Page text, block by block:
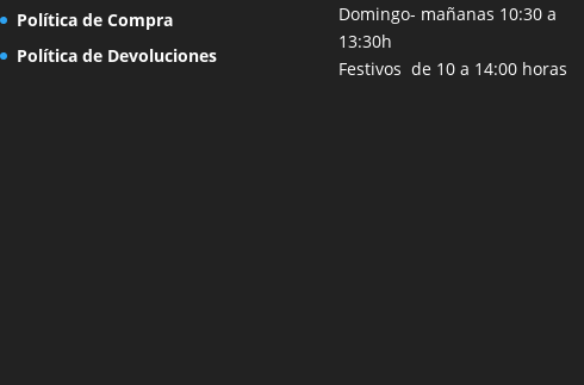
Política de Compra
Política de Devoluciones
Domingo- mañanas 10:30 a
13:30h
Festivos de 10 a 14:00 horas